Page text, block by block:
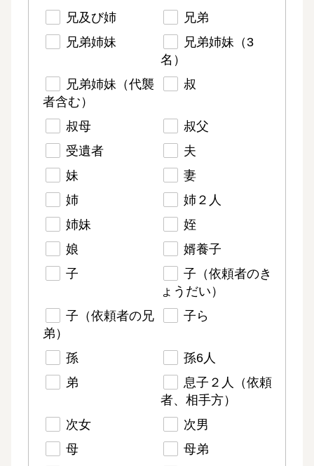
兄及び姉
兄弟
兄弟姉妹
兄弟姉妹（3
名）
兄弟姉妹（代襲
者含む）
叔
叔母
叔父
受遺者
夫
妹
妻
姉
姉２人
姉妹
姪
娘
婿養子
子
子（依頼者のき
ょうだい）
子（依頼者の兄
弟）
子ら
孫
孫6人
弟
息子２人（依頼
者、相手方）
次女
次男
母
母弟